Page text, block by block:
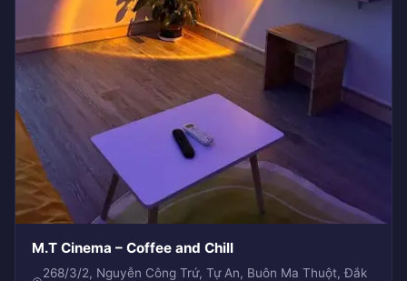
M.T Cinema – Coffee and Chill
268/3/2, Nguyễn Công Trứ, Tự An, Buôn Ma Thuột, Đắk